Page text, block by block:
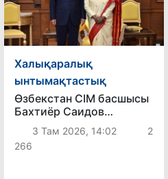
Халықаралық
ынтымақтастық
Өзбекстан СІМ басшысы
Бахтиёр Саидов
Үндістан Президентімен
екіжақты
байланыстарды нығайту
3 Там 2026, 14:02
2
266